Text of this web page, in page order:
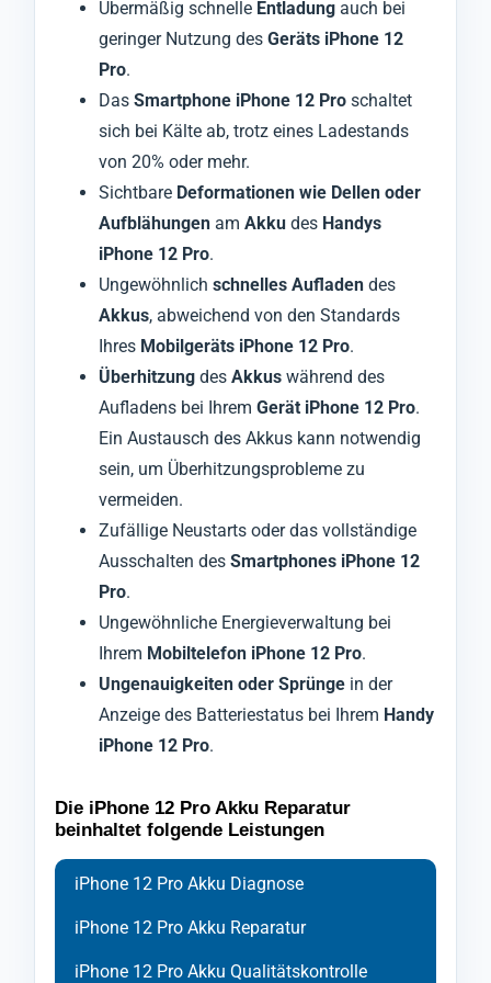
Übermäßig schnelle Entladung auch bei
geringer Nutzung des Geräts iPhone 12
Pro.
Das Smartphone iPhone 12 Pro schaltet
sich bei Kälte ab, trotz eines Ladestands
von 20% oder mehr.
Sichtbare Deformationen wie Dellen oder
Aufblähungen am Akku des Handys
iPhone 12 Pro.
Ungewöhnlich schnelles Aufladen des
Akkus, abweichend von den Standards
Ihres Mobilgeräts iPhone 12 Pro.
Überhitzung des Akkus während des
Aufladens bei Ihrem Gerät iPhone 12 Pro.
Ein Austausch des Akkus kann notwendig
sein, um Überhitzungsprobleme zu
vermeiden.
Zufällige Neustarts oder das vollständige
Ausschalten des Smartphones iPhone 12
Pro.
Ungewöhnliche Energieverwaltung bei
Ihrem Mobiltelefon iPhone 12 Pro.
Ungenauigkeiten oder Sprünge in der
Anzeige des Batteriestatus bei Ihrem Handy
iPhone 12 Pro.
Die iPhone 12 Pro Akku Reparatur
beinhaltet folgende Leistungen
iPhone 12 Pro Akku Diagnose
iPhone 12 Pro Akku Reparatur
iPhone 12 Pro Akku Qualitätskontrolle